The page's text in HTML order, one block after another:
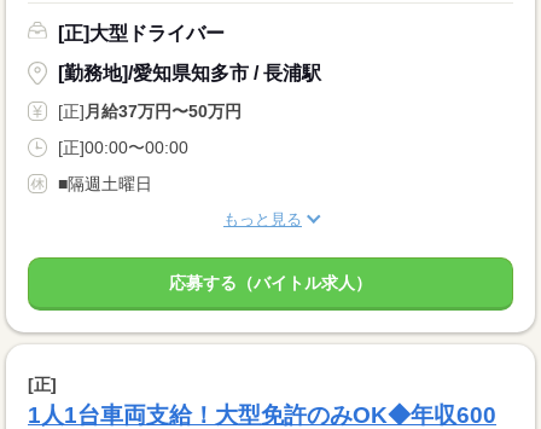
[正]大型ドライバー
[勤務地]/愛知県知多市 / 長浦駅
[正] 月給37万円〜50万円
[正]00:00〜00:00
■隔週土曜日
もっと見る
応募する（バイトル求人）
[正]
1人1台車両支給！大型免許のみOK◆年収600